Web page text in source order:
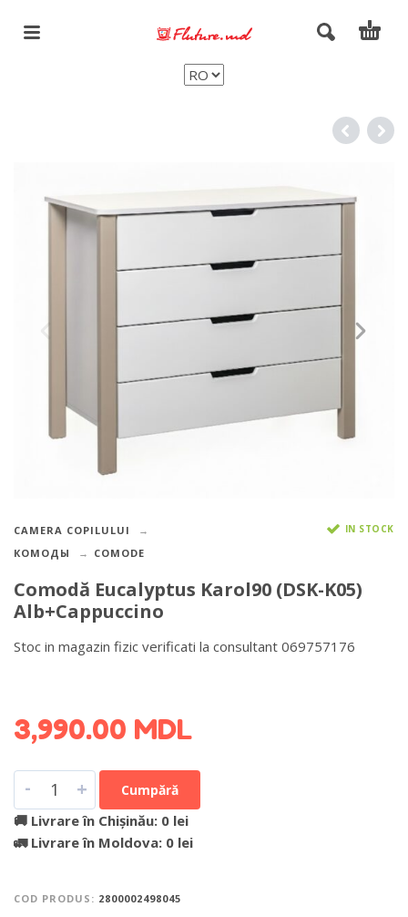
CAMERA COPILULUI
КОМОДЫ
COMODE
IN STOCK
Comodă Eucalyptus Karol90 (DSK-K05)
Alb+Cappuccino
Stoc in magazin fizic verificati la consultant 069757176
3,990.00 MDL
- + Cumpără
🚚 Livrare în Chișinău: 0 lei
🚛 Livrare în Moldova: 0 lei
COD PRODUS: 2800002498045